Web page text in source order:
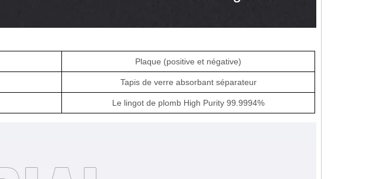
Plaque (positive et négative)
Tapis de verre absorbant séparateur
Le lingot de plomb High Purity 99.9994%